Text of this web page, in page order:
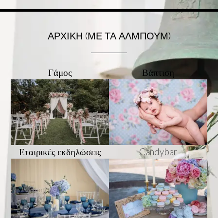
ΑΡΧΙΚΉ (ΜΕ ΤΑ ΆΛΜΠΟΥΜ)
Γάμος Βάπτιση
Εταιρικές εκδηλώσεις Candybar